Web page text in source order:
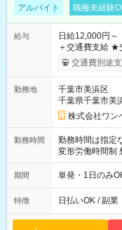
アルバイト 職種未経験
給与
日給12,000円～
＋交通費支給 ★交通費一部支給 ┗1日500円を超えた分は全額支
給！ ※往復500円以
（規定あり）
なし
交通費別途
勤務地
千葉市美浜区
千葉県千葉市美
株式会社ワン
勤務時間
勤務時間は指定
変形労働時間制 想定労
19：00
期間 単発・1日のみ
特徴 日払いOK / 副